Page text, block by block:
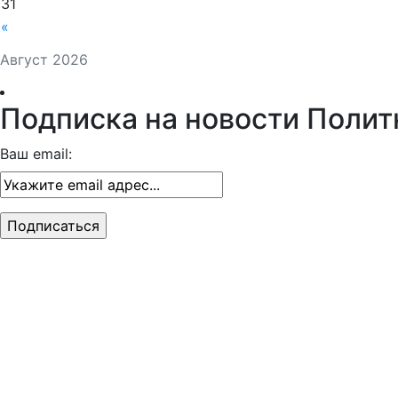
Август 2026
«
31
Подписка на новости
Ваш email: